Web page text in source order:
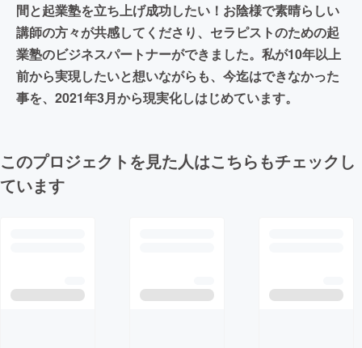
間と起業塾を立ち上げ成功したい！お陰様で素晴らしい
講師の方々が共感してくださり、セラピストのための起
業塾のビジネスパートナーができました。私が10年以上
前から実現したいと想いながらも、今迄はできなかった
事を、2021年3月から現実化しはじめています。
このプロジェクトを見た人はこちらもチェックし
ています